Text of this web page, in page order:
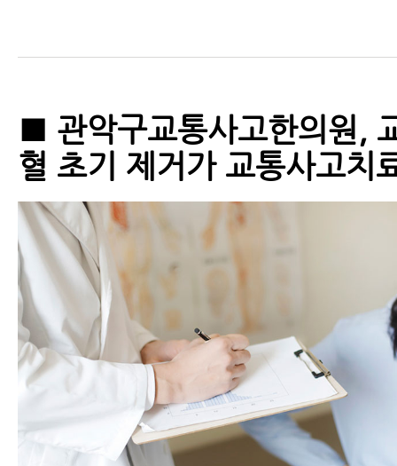
■ 관악구교통사고한의원,
혈 초기 제거가 교통사고치